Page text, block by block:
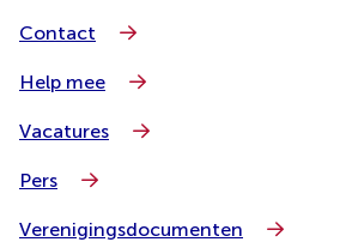
Contact
Help mee
Vacatures
Pers
Verenigingsdocumenten